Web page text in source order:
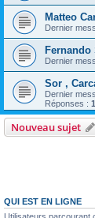
Matteo
Dernier
Dernier
Sor ,
Dernier
Réponses : 1
Nouveau sujet
QUI EST EN LIGNE